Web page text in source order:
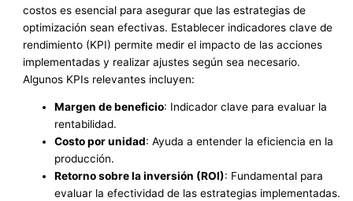
costos es esencial para asegurar que las estrategias de
optimización sean efectivas. Establecer indicadores clave de
rendimiento (KPI) permite medir el impacto de las acciones
implementadas y realizar ajustes según sea necesario.
Algunos KPIs relevantes incluyen:
Margen de beneficio: Indicador clave para evaluar la
rentabilidad.
Costo por unidad: Ayuda a entender la eficiencia en la
producción.
Retorno sobre la inversión (ROI): Fundamental para
evaluar la efectividad de las estrategias implementadas.